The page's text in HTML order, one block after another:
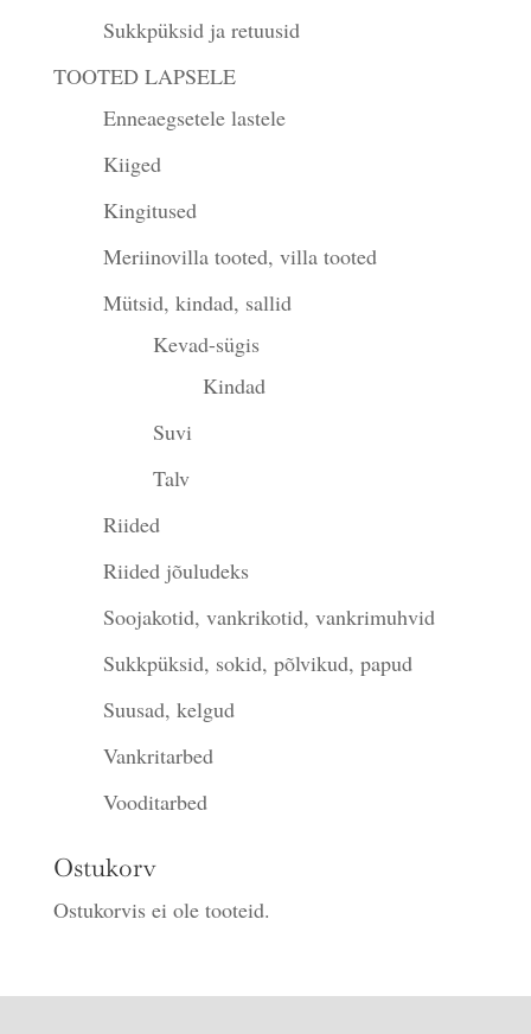
Sukkpüksid ja retuusid
TOOTED LAPSELE
Enneaegsetele lastele
Kiiged
Kingitused
Meriinovilla tooted, villa tooted
Mütsid, kindad, sallid
Kevad-sügis
Kindad
Suvi
Talv
Riided
Riided jõuludeks
Soojakotid, vankrikotid, vankrimuhvid
Sukkpüksid, sokid, põlvikud, papud
Suusad, kelgud
Vankritarbed
Vooditarbed
Ostukorv
Ostukorvis ei ole tooteid.